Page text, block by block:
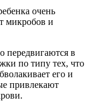
очень
микробов и
передвигаются в
по типу тех, что
его и
привлекают